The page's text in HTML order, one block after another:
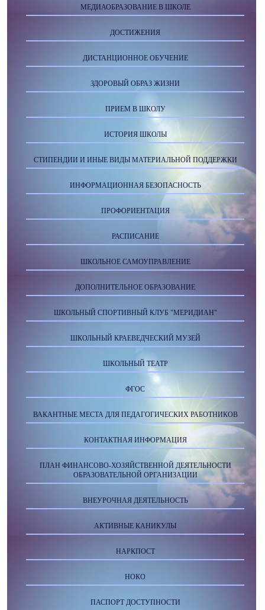
МЕДИАОБРАЗОВАНИЕ В ШКОЛЕ
ДОСТИЖЕНИЯ
ДИСТАНЦИОННОЕ ОБУЧЕНИЕ
ЗДОРОВЫЙ ОБРАЗ ЖИЗНИ
ПРИЕМ В ШКОЛУ
ИСТОРИЯ ШКОЛЫ
СТИПЕНДИИ И ИНЫЕ ВИДЫ МАТЕРИАЛЬНОЙ ПОДДЕРЖКИ
ИНФОРМАЦИОННАЯ БЕЗОПАСНОСТЬ
ПРОФОРИЕНТАЦИЯ
РАСПИСАНИЕ
ШКОЛЬНОЕ САМОУПРАВЛЕНИЕ
ДОПОЛНИТЕЛЬНОЕ ОБРАЗОВАНИЕ
ШКОЛЬНЫЙ СПОРТИВНЫЙ КЛУБ "МЕРИДИАН"
ШКОЛЬНЫЙ КРАЕВЕДЧЕСКИЙ МУЗЕЙ
ШКОЛЬНЫЙ ТЕАТР
ФГОС
ВАКАНТНЫЕ МЕСТА ДЛЯ ПЕДАГОГИЧЕСКИХ РАБОТНИКОВ
КОНТАКТНАЯ ИНФОРМАЦИЯ
ПЛАН ФИНАНСОВО-ХОЗЯЙСТВЕННОЙ ДЕЯТЕЛЬНОСТИ
ОБРАЗОВАТЕЛЬНОЙ ОРГАНИЗАЦИИ
ВНЕУРОЧНАЯ ДЕЯТЕЛЬНОСТЬ
АКТИВНЫЕ КАНИКУЛЫ
НАРКПОСТ
НОКО
ПАСПОРТ ДОСТУПНОСТИ